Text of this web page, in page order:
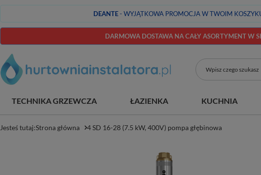
DEANTE- WYJĄTKOWA PROMOCJA W TWOIM
DARMOWA DOSTAWA NA CAŁY ASORTYMENT W
TECHNIKA GRZEWCZA ŁAZIENKA KUCHNIA
Jesteś tutaj:Strona główna 4 SD 16-28 (7.5 kW, 400V) pompa głębinowa